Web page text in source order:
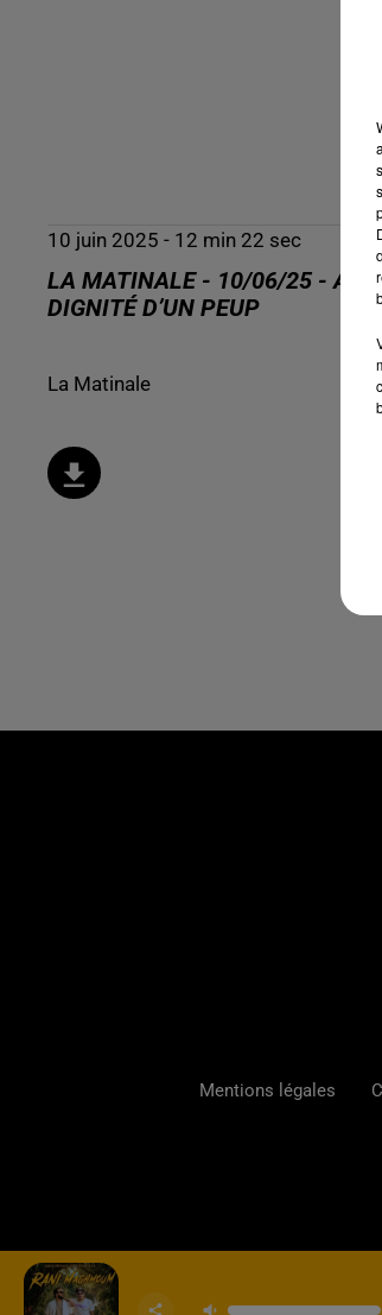
10 juin 2025 - 12 min 22 sec
LA MATINALE - 10/06/25 - AKLI
DIGNITÉ D’UN PEUP
La Matinale
Mentions légales